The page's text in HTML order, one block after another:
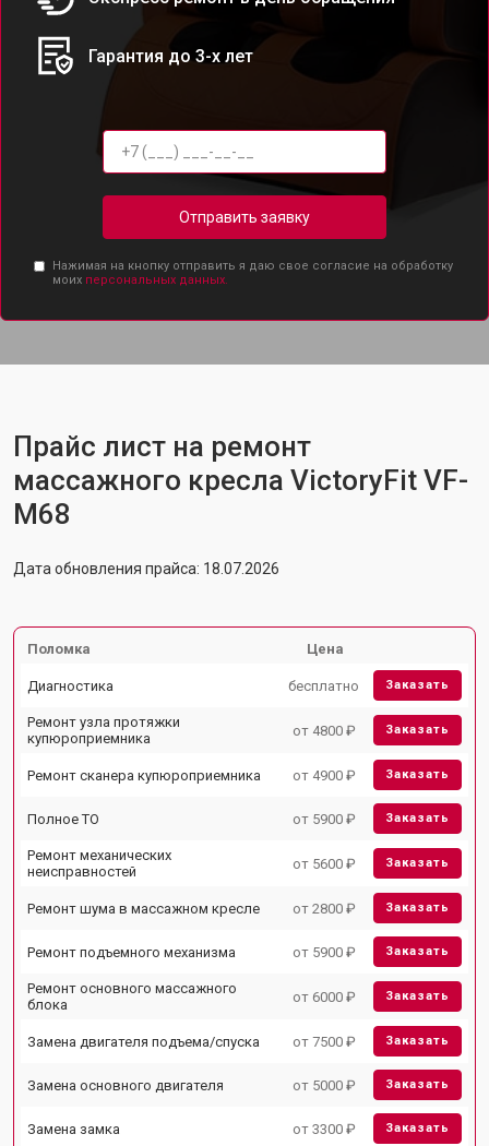
Гарантия до 3-х лет
Отправить заявку
Нажимая на кнопку отправить я даю свое согласие на обработку
моих персональных данных.
Прайс лист на ремонт
массажного кресла VictoryFit VF-
M68
Дата обновления прайса: 18.07.2026
Поломка Цена
Диагностика бесплатно Заказать
Ремонт узла протяжки
купюроприемника
от 4800 ₽ Заказать
Ремонт сканера купюроприемника от 4900 ₽ Заказать
Полное ТО от 5900 ₽ Заказать
Ремонт механических
неисправностей
от 5600 ₽ Заказать
Ремонт шума в массажном кресле от 2800 ₽ Заказать
Ремонт подъемного механизма от 5900 ₽ Заказать
Ремонт основного массажного
блока
от 6000 ₽ Заказать
Замена двигателя подъема/спуска от 7500 ₽ Заказать
Замена основного двигателя от 5000 ₽ Заказать
Замена замка от 3300 ₽ Заказать